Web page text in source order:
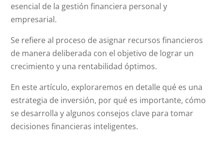
esencial de la gestión financiera personal y
empresarial.
Se refiere al proceso de asignar recursos financieros
de manera deliberada con el objetivo de lograr un
crecimiento y una rentabilidad óptimos.
En este artículo, exploraremos en detalle qué es una
estrategia de inversión, por qué es importante, cómo
se desarrolla y algunos consejos clave para tomar
decisiones financieras inteligentes.